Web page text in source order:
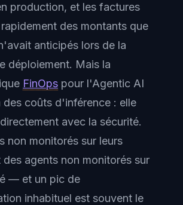
production, et les factures
des montants que
anticipés lors de la
déploiement. Mais la
FinOps pour l'Agentic AI
des coûts d'inférence : elle
avec la sécurité.
non monitorés sur leurs
agents non monitorés sur
— et un pic de
inhabituel est souvent le